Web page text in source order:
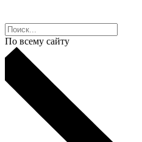
По всему сайту